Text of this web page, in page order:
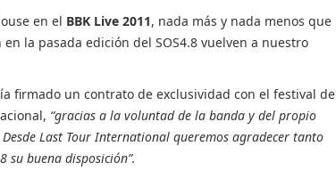
en el BBK Live 2011, nada más y nada menos que
la pasada edición del SOS4.8 vuelven a nuestro
firmado un contrato de exclusividad con el festival de
“gracias a la voluntad de la banda y del propio
Last Tour International queremos agradecer tanto
su buena disposición”.